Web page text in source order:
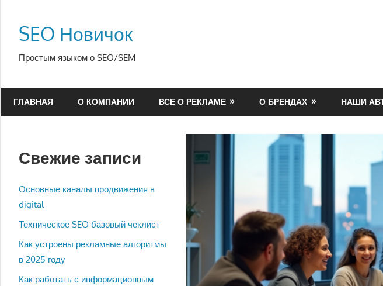
содержимому
SEO Новичок
Простым языком о SEO/SEM
ГЛАВНАЯ О КОМПАНИИ ВСЕ О РЕКЛАМЕ О БРЕНДАХ НАШИ
Свежие записи
Основные каналы продвижения в
digital
Техническое SEO базовый чеклист
Как устроены рекламные алгоритмы
в 2025 году
Как работать с информационным